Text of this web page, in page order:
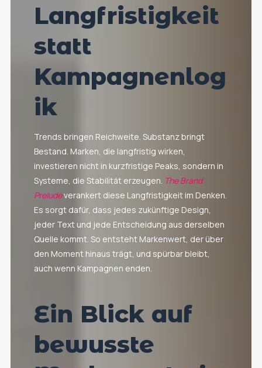
Langfristigkeit
statt
Kampagnenlog
ik
Trends bringen Reichweite. Substanz bringt
Bestand. Marken, die langfristig wirken,
investieren nicht in kurzfristige Peaks, sondern in
Systeme, die Stabilität erzeugen. The Brand
Preludeverankert diese Langfristigkeit im Denken.
Es sorgt dafür, dass jedes zukünftige Design,
jeder Text und jede Entscheidung aus derselben
Quelle kommt. So entsteht Markenwert, der über
den Moment hinaus trägt, und spürbar bleibt,
auch wenn Kampagnen enden.
Ein Blick auf
bewusste